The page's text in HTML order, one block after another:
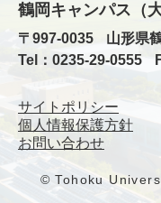
鶴岡キャンパス（大
〒997-0035
山形県
Tel：0235-29-0555
サイトポリシー
個人情報保護方針
お問い合わせ
© Tohoku